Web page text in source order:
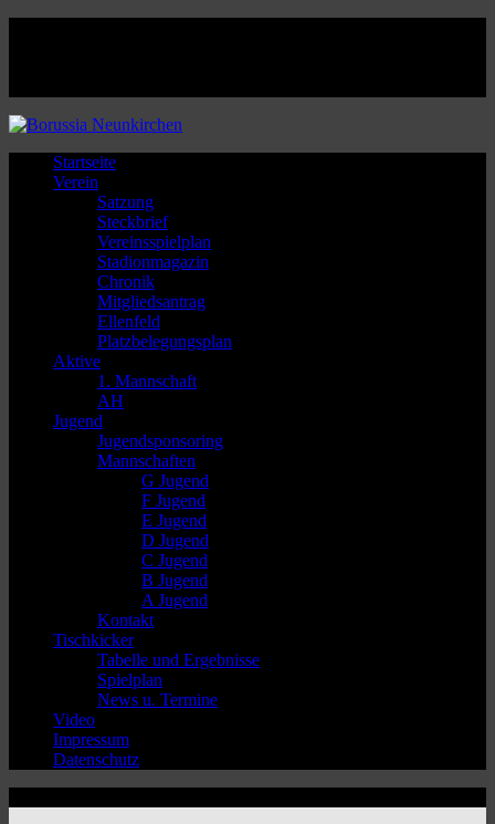
Startseite
Verein
Satzung
Steckbrief
Vereinsspielplan
Stadionmagazin
Chronik
Mitgliedsantrag
Ellenfeld
Platzbelegungsplan
Aktive
1. Mannschaft
AH
Jugend
Jugendsponsoring
Mannschaften
G Jugend
F Jugend
E Jugend
D Jugend
C Jugend
B Jugend
A Jugend
Kontakt
Tischkicker
Tabelle und Ergebnisse
Spielplan
News u. Termine
Video
Impressum
Datenschutz